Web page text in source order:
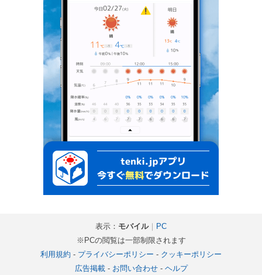
表示： モバイル｜ PC
※PCの閲覧は一部制限されます
利用規約 - プライバシーポリシー - クッキーポリシー
広告掲載- お問い合わせ- ヘルプ